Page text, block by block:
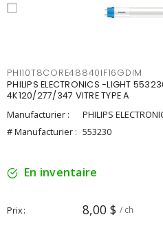
PHI10T8CORE48840IF16GDIM
PHILIPS ELECTRONICS -LIGHT
4K120/277/347 VITRE TYPE A
Manufacturier :
PHILIPS
# Manufacturier : 553230
En inventaire
Prix 8,00 $ / ch